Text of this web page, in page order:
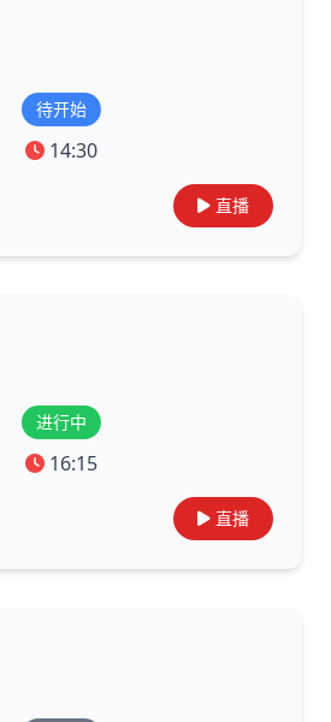
待开始
14:30
直播
进行中
16:15
直播